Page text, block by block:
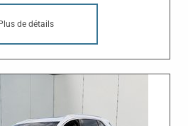
de détails